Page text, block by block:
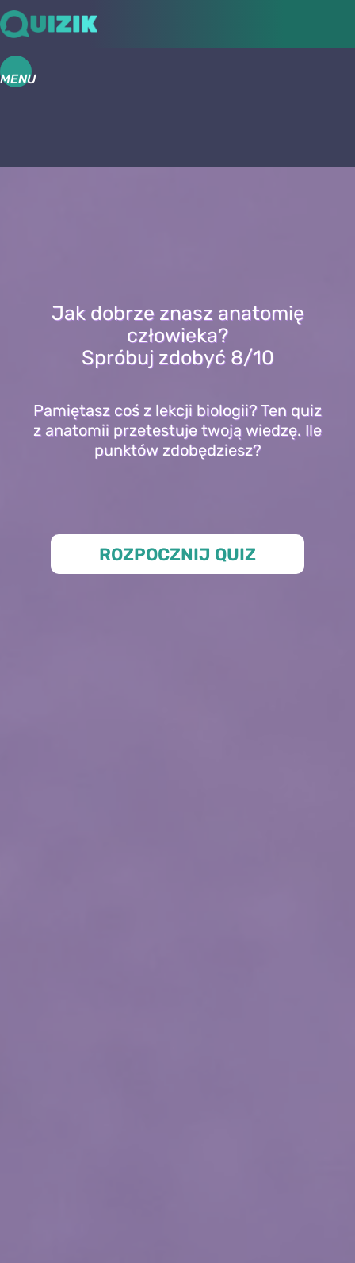
MENU
Jak dobrze znasz anatomię
człowieka?
Spróbuj zdobyć 8/10
Pamiętasz coś z lekcji biologii? Ten quiz
z anatomii przetestuje twoją wiedzę. Ile
punktów zdobędziesz?
ROZPOCZNIJ QUIZ